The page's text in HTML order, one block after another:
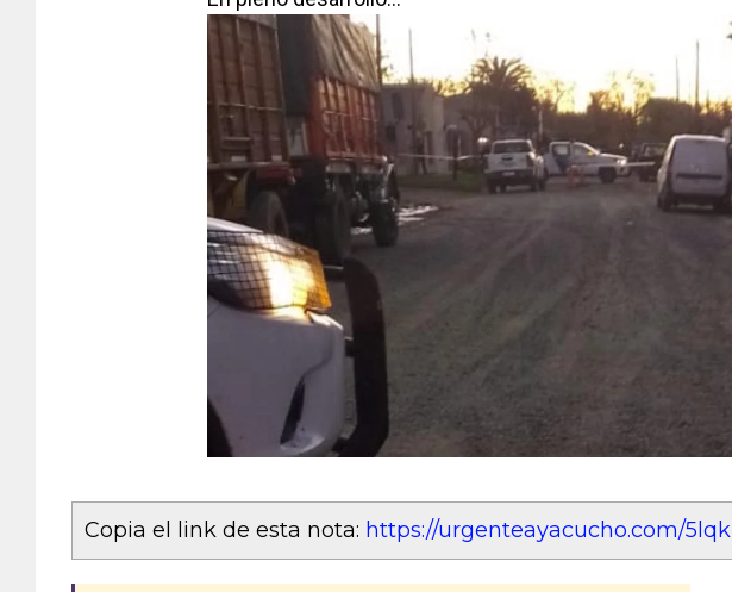
Copia el link de esta nota: https://urgenteayacucho.com/5lqk